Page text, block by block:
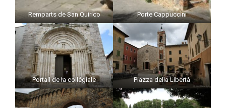
Remparts de San Quirico Porte Cappuccini
Portail de la collégiale Piazza della Libertà